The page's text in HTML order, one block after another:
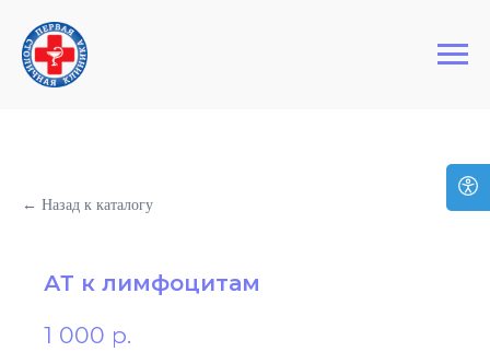
Первая Столичная Клиника
← Назад к каталогу
АТ к лимфоцитам
1 000 р.